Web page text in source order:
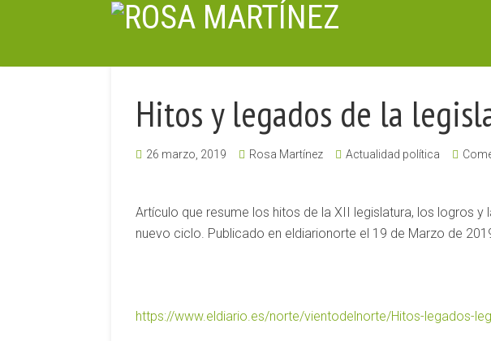
Hitos y legados de la
26 marzo, 2019 Rosa Martínez Actualidad política
Artículo que resume los hitos de la XII legislatura, los logros y
nuevo ciclo. Publicado en eldiarionorte el 19 de Marzo de
https://www.eldiario.es/norte/vientodelnorte/Hitos-legados-